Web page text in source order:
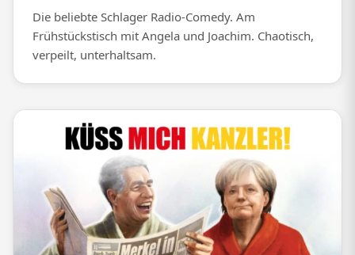
Die beliebte Schlager Radio-Comedy. Am
Frühstückstisch mit Angela und Joachim. Chaotisch,
verpeilt, unterhaltsam.